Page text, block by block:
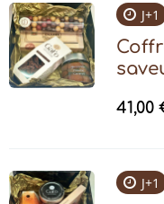
J+1
41,00
J+1